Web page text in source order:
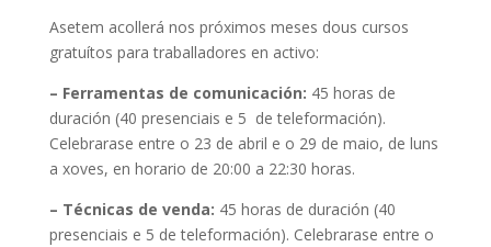
Asetem acollerá nos próximos meses dous cursos
gratuítos para traballadores en activo:
– Ferramentas de comunicación: 45 horas de
duración (40 presenciais e 5 de teleformación).
Celebrarase entre o 23 de abril e o 29 de maio, de luns
a xoves, en horario de 20:00 a 22:30 horas.
– Técnicas de venda: 45 horas de duración (40
presenciais e 5 de teleformación). Celebrarase entre o